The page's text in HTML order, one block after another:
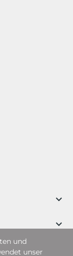


und
unser